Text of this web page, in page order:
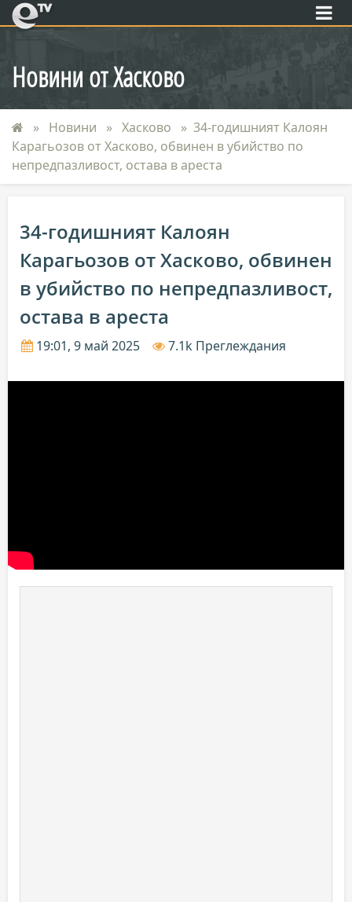
eTV
Новини от Хасково
Новини Хасково
34-годишният Калоян
Карагьозов от Хасково, обвинен в убийство по
непредпазливост, остава в ареста
34-годишният Калоян
Карагьозов от Хасково, обвинен
в убийство по непредпазливост,
остава в ареста
19:01, 9 май 2025 7.1k Преглеждания